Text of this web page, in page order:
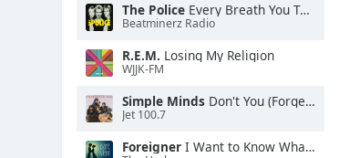
The Police Every Breath You Take
Beatminerz Radio
R.E.M. Losing My Religion
WJJK-FM
Simple Minds Don't You (Forget About Me)
Jet 100.7
Foreigner I Want to Know What Love Is